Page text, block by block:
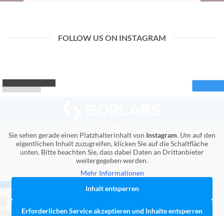
beachten Sie, dass dabei Daten an Drittanbieter
FOLLOW US ON INSTAGRAM
Sie sehen gerade einen Platzhalterinhalt von Instagram. Um auf den
eigentlichen Inhalt zuzugreifen, klicken Sie auf die Schaltfläche
unten. Bitte beachten Sie, dass dabei Daten an Drittanbieter
weitergegeben werden.
Mehr Informationen
Inhalt entsperren
Erforderlichen Service akzeptieren und Inhalte entsperren